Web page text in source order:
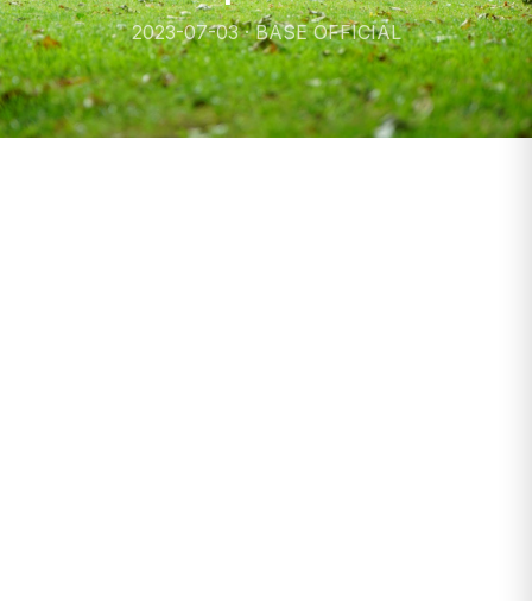
2023-07-03 · BASE OFFICIAL